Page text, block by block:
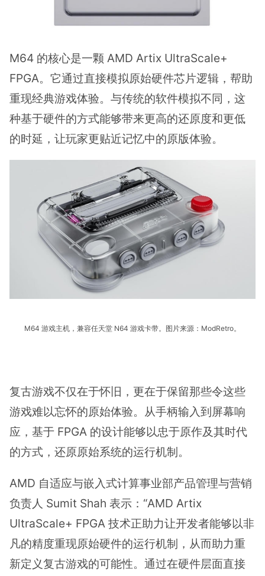
M64 的核心是一颗 AMD Artix UltraScale+
FPGA。它通过直接模拟原始硬件芯片逻辑，帮助
重现经典游戏体验。与传统的软件模拟不同，这
种基于硬件的方式能够带来更高的还原度和更低
的时延，让玩家更贴近记忆中的原版体验。
M64 游戏主机，兼容任天堂 N64 游戏卡带。图片来源：ModRetro。
复古游戏不仅在于怀旧，更在于保留那些令这些
游戏难以忘怀的原始体验。从手柄输入到屏幕响
应，基于 FPGA 的设计能够以忠于原作及其时代
的方式，还原原始系统的运行机制。
AMD 自适应与嵌入式计算事业部产品管理与营销
负责人 Sumit Shah 表示：“AMD Artix
UltraScale+ FPGA 技术正助力让开发者能够以非
凡的精度重现原始硬件的运行机制，从而助力重
新定义复古游戏的可能性。通过在硬件层面直接